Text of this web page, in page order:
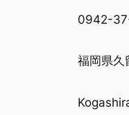
0942-
福岡県久